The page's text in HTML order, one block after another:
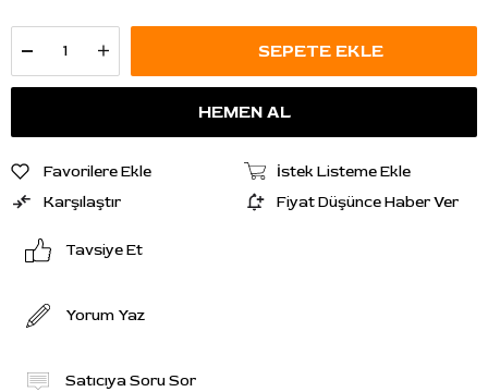
Favorilere Ekle
İstek Listeme Ekle
Karşılaştır
Fiyat Düşünce Haber Ver
Tavsiye Et
Yorum Yaz
Satıcıya Soru Sor